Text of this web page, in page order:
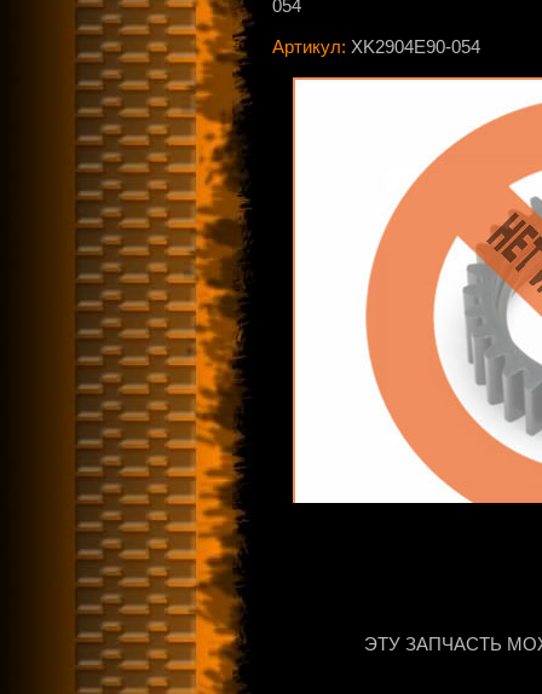
054
Артикул: XK2904E90-054
ЭТУ ЗАПЧАСТЬ